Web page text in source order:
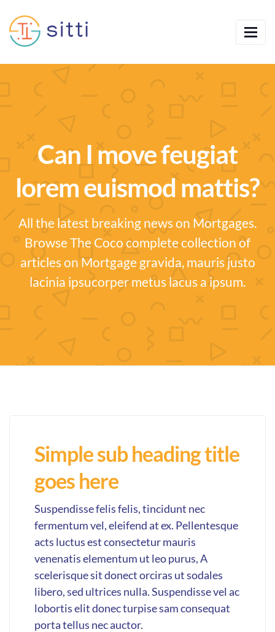
Can I move feugiat
lorem euismod mattis?
All the latest breaking news on Mortgages.
Browse The Coco complete collection of
articles on Mortgage gravida, mauris justo
lacinia ipsucorper metus lacus a ipsum.
Simple sub heading title
goes here
Suspendisse felis felis, tincidunt nec
fermentum vel, eleifend at ex. Pellentesque
acts luctus est consectetur mauris
venenatis elementum ut leo purus, A
scelerisque sit donect orciras ut sodales
libero, sed ultrices nulla. Suspendisse vel ac
lobortis elit donec turpise sam consequat
porta tellus nec auctor.